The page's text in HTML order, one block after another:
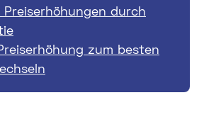
durch
zum besten